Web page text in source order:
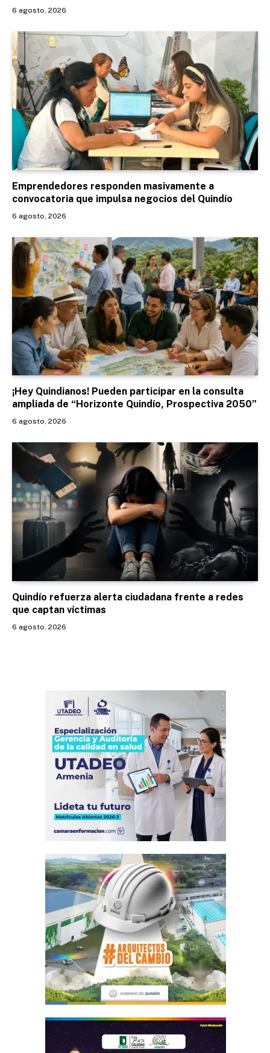
6 agosto, 2026
Emprendedores responden masivamente a
convocatoria que impulsa negocios del Quindío
6 agosto, 2026
¡Hey Quindianos! Pueden participar en la consulta
ampliada de “Horizonte Quindío, Prospectiva 2050”
6 agosto, 2026
Quindío refuerza alerta ciudadana frente a redes
que captan víctimas
6 agosto, 2026